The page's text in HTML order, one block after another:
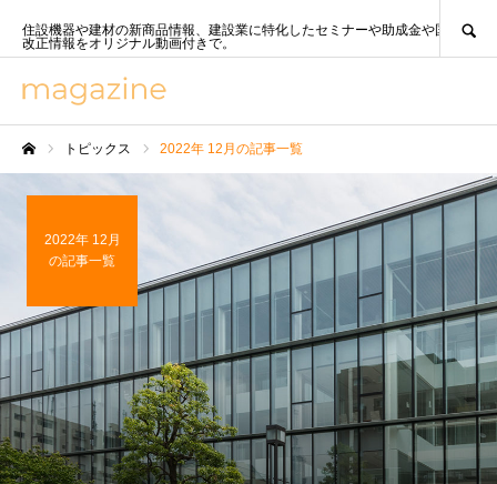
住設機器や建材の新商品情報、建設業に特化したセミナーや助成金や国策、法
改正情報をオリジナル動画付きで。
トピックス 2022年 12月の記事一覧
2022年 12月
の記事一覧